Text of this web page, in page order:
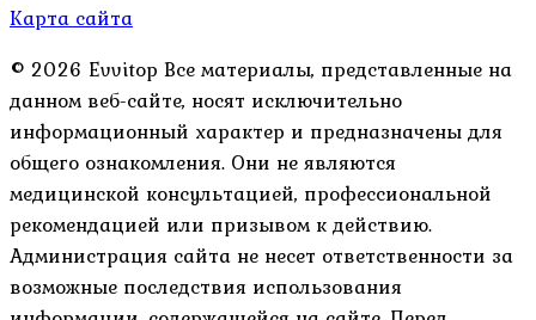
Карта сайта
© 2026 Evvitop Все материалы, представленные на
данном веб-сайте, носят исключительно
информационный характер и предназначены для
общего ознакомления. Они не являются
медицинской консультацией, профессиональной
рекомендацией или призывом к действию.
Администрация сайта не несет ответственности за
возможные последствия использования